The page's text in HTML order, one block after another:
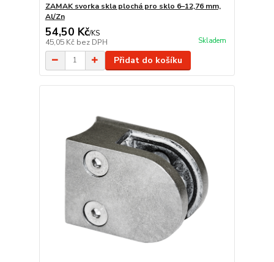
ZAMAK svorka skla plochá pro sklo 6–12,76 mm,
Al/Zn
54,50 Kč/KS
45,05 Kč bez DPH Skladem
Přidat do košíku